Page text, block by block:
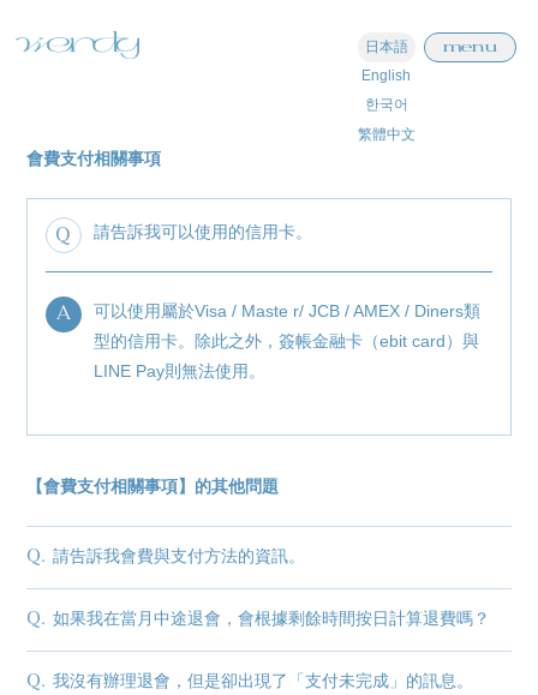
日本語
English
한국어
繁體中文
information
schedule
profile
video
menu
會費支付相關事項
Q 請告訴我可以使用的信用卡。
A
可以使用屬於Visa / Maste r/ JCB / AMEX / Diners類
型的信用卡。除此之外，簽帳金融卡（ebit card）與
LINE Pay則無法使用。
【會費支付相關事項】的其他問題
Q. 請告訴我會費與支付方法的資訊。
Q. 如果我在當月中途退會，會根據剩餘時間按日計算退費嗎？
Q. 我沒有辦理退會，但是卻出現了「支付未完成」的訊息。